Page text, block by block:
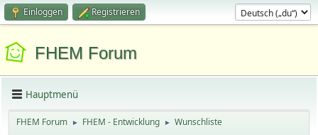
Einloggen Registrieren
FHEM Forum
Hauptmenü
FHEM Forum ► FHEM - Entwicklung ► Wunschliste